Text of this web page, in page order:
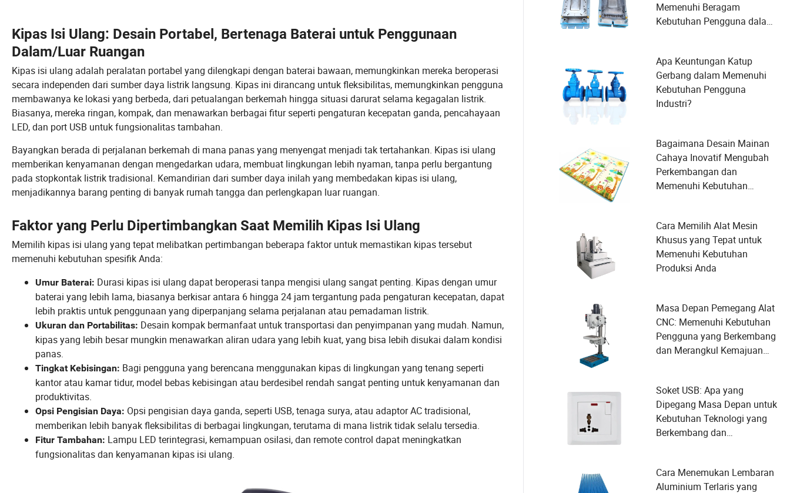
Kipas Isi Ulang: Desain Portabel, Bertenaga Baterai untuk Penggunaan
Dalam/Luar Ruangan
Kipas isi ulang adalah peralatan portabel yang dilengkapi dengan baterai bawaan, memungkinkan mereka beroperasi
secara independen dari sumber daya listrik langsung. Kipas ini dirancang untuk fleksibilitas, memungkinkan pengguna
membawanya ke lokasi yang berbeda, dari petualangan berkemah hingga situasi darurat selama kegagalan listrik.
Biasanya, mereka ringan, kompak, dan menawarkan berbagai fitur seperti pengaturan kecepatan ganda, pencahayaan
LED, dan port USB untuk fungsionalitas tambahan.
Bayangkan berada di perjalanan berkemah di mana panas yang menyengat menjadi tak tertahankan. Kipas isi ulang
memberikan kenyamanan dengan mengedarkan udara, membuat lingkungan lebih nyaman, tanpa perlu bergantung
pada stopkontak listrik tradisional. Kemandirian dari sumber daya inilah yang membedakan kipas isi ulang,
menjadikannya barang penting di banyak rumah tangga dan perlengkapan luar ruangan.
Faktor yang Perlu Dipertimbangkan Saat Memilih Kipas Isi Ulang
Memilih kipas isi ulang yang tepat melibatkan pertimbangan beberapa faktor untuk memastikan kipas tersebut
memenuhi kebutuhan spesifik Anda:
Umur Baterai: Durasi kipas isi ulang dapat beroperasi tanpa mengisi ulang sangat penting. Kipas dengan umur
baterai yang lebih lama, biasanya berkisar antara 6 hingga 24 jam tergantung pada pengaturan kecepatan, dapat
lebih praktis untuk penggunaan yang diperpanjang selama perjalanan atau pemadaman listrik.
Ukuran dan Portabilitas: Desain kompak bermanfaat untuk transportasi dan penyimpanan yang mudah. Namun,
kipas yang lebih besar mungkin menawarkan aliran udara yang lebih kuat, yang bisa lebih disukai dalam kondisi
panas.
Tingkat Kebisingan: Bagi pengguna yang berencana menggunakan kipas di lingkungan yang tenang seperti
kantor atau kamar tidur, model bebas kebisingan atau berdesibel rendah sangat penting untuk kenyamanan dan
produktivitas.
Opsi Pengisian Daya: Opsi pengisian daya ganda, seperti USB, tenaga surya, atau adaptor AC tradisional,
memberikan lebih banyak fleksibilitas di berbagai lingkungan, terutama di mana listrik tidak selalu tersedia.
Fitur Tambahan: Lampu LED terintegrasi, kemampuan osilasi, dan remote control dapat meningkatkan
fungsionalitas dan kenyamanan kipas isi ulang.
Memenuhi Beragam
Kebutuhan Pengguna dalam
Apa Keuntungan Katup
Gerbang dalam Memenuhi
Kebutuhan Pengguna
Industri?
Bagaimana Desain Mainan
Cahaya Inovatif Mengubah
Perkembangan dan
Memenuhi Kebutuhan
Cara Memilih Alat Mesin
Khusus yang Tepat untuk
Memenuhi Kebutuhan
Produksi Anda
Masa Depan Pemegang Alat
CNC: Memenuhi Kebutuhan
Pengguna yang Berkembang
dan Merangkul Kemajuan
Soket USB: Apa yang
Dipegang Masa Depan untuk
Kebutuhan Teknologi yang
Berkembang dan
Cara Menemukan Lembaran
Aluminium Terlaris yang